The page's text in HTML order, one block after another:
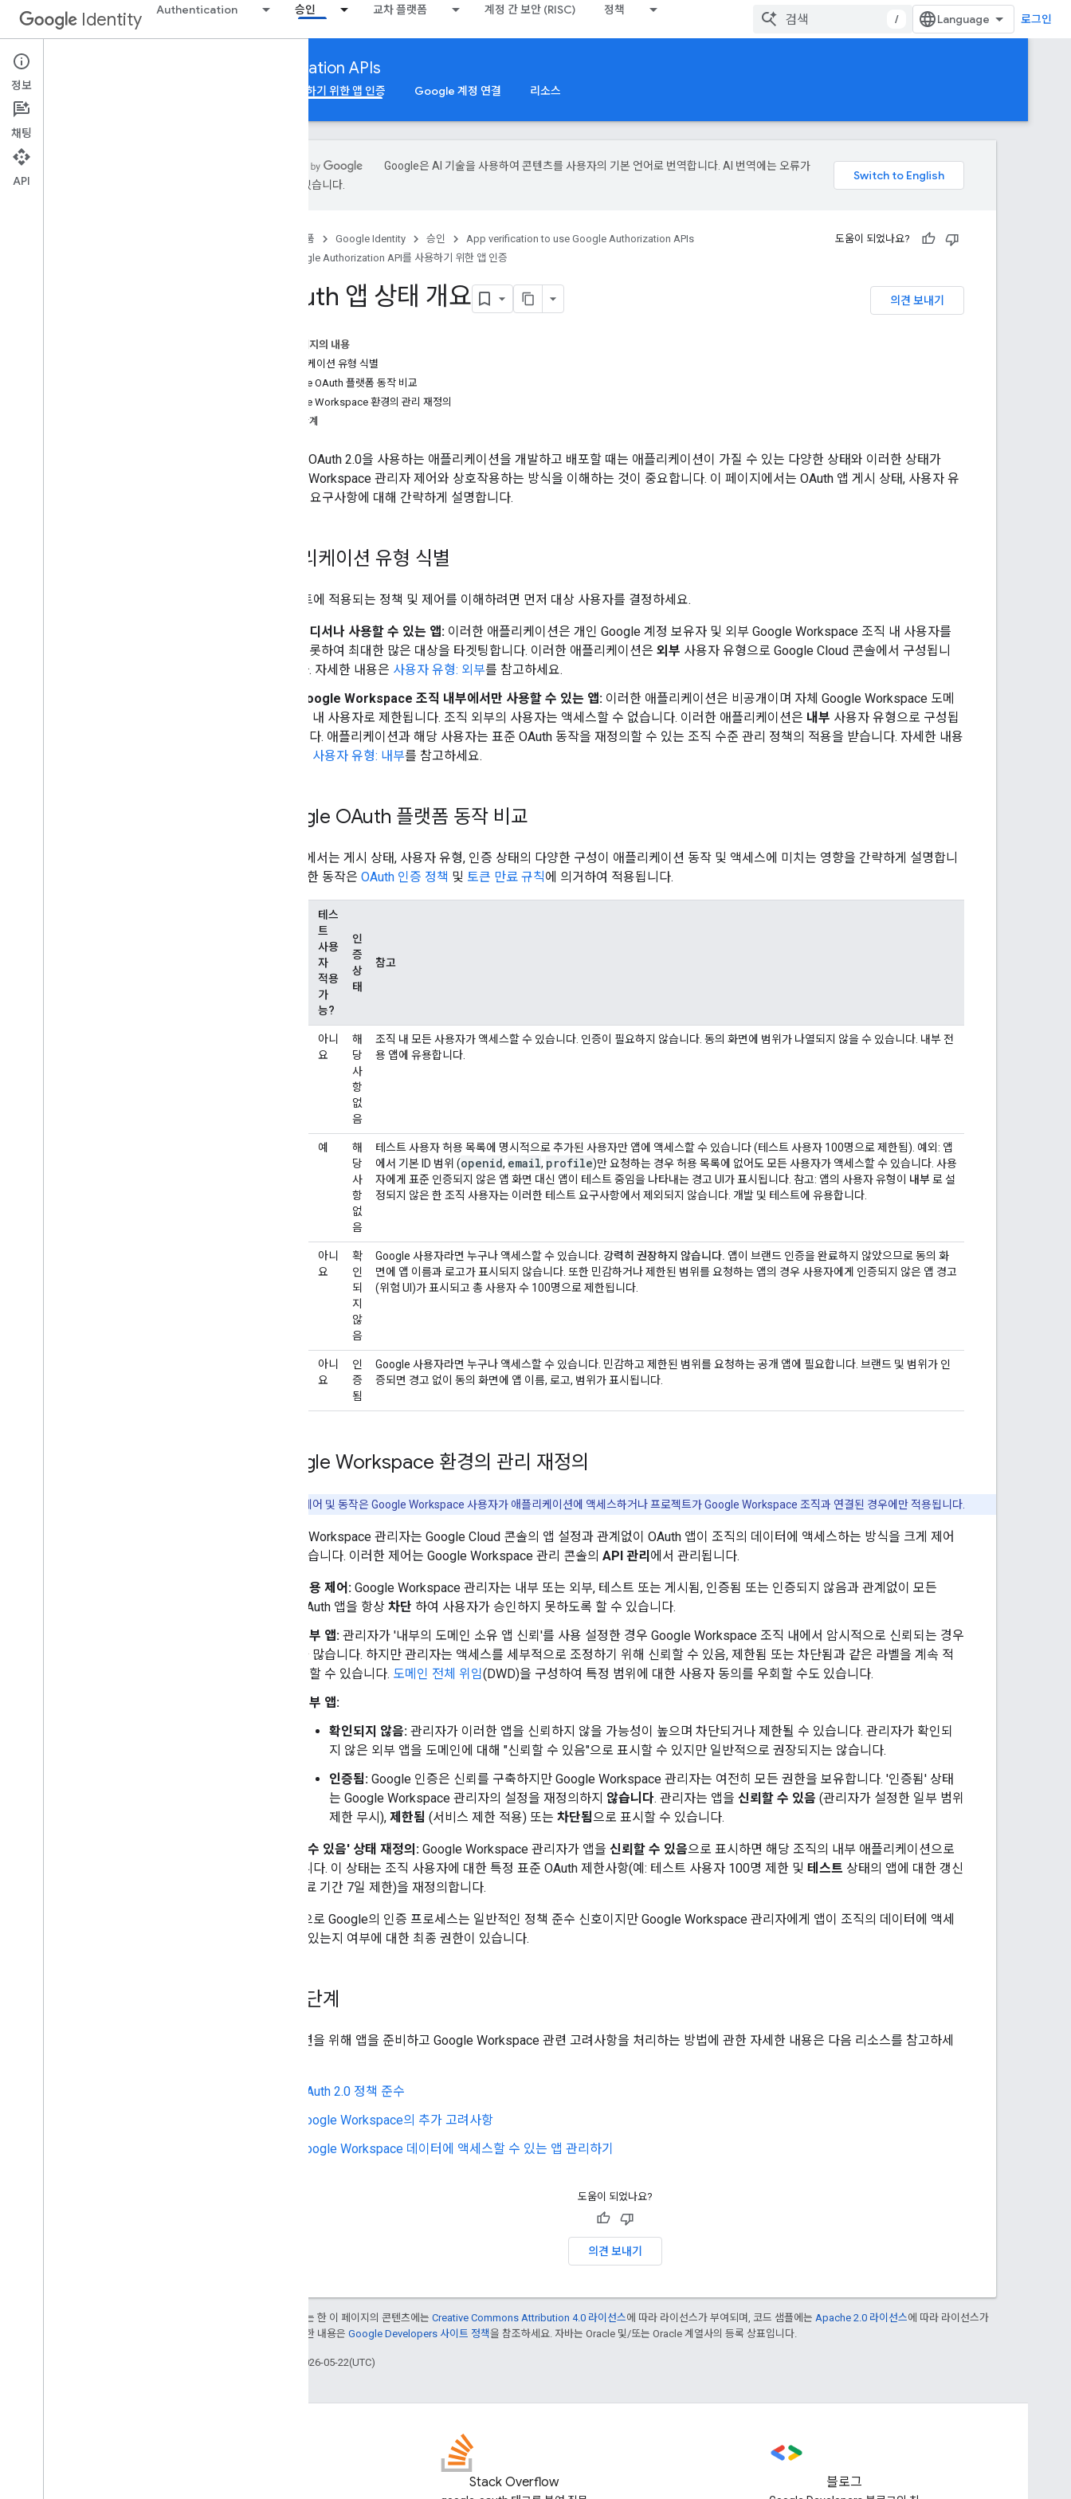
Identity Authentication 승인 교차 플랫폼 계정 간 보안 (RISC) 정책
/ 로그인
App verification to use Google Authorization APIs
Google 계정 승인 Google Authorization API를 사용하기 위한 앱 인증 Google 계정 연결 리소스
Google은 AI 기술을 사용하여 콘텐츠를 사용자의 기본 언어로 번역합니다. AI 번역에는 오류가
있을 수 있습니다.
제품 Google Identity 승인
App verification to use Google Authorization APIs
Google Authorization API를 사용하기 위한 앱 인증
도움이 되었나요?
의견 보내기
OAuth 앱 상태 개요
이 페이지의 내용
애플리케이션 유형 식별
Google OAuth 플랫폼 동작 비교
Google Workspace 환경의 관리 재정의
다음 단계
Google OAuth 2.0을 사용하는 애플리케이션을 개발하고 배포할 때는 애플리케이션이 가질 수 있는 다양한 상태와 이러한 상태가
Google Workspace 관리자 제어와 상호작용하는 방식을 이해하는 것이 중요합니다. 이 페이지에서는 OAuth 앱 게시 상태, 사용자 유
형, 인증 요구사항에 대해 간략하게 설명합니다.
애플리케이션 유형 식별
프로젝트에 적용되는 정책 및 제어를 이해하려면 먼저 대상 사용자를 결정하세요.
어디서나 사용할 수 있는 앱: 이러한 애플리케이션은 개인 Google 계정 보유자 및 외부 Google Workspace 조직 내 사용자를
비롯하여 최대한 많은 대상을 타겟팅합니다. 이러한 애플리케이션은 외부 사용자 유형으로 Google Cloud 콘솔에서 구성됩니
다. 자세한 내용은 사용자 유형: 외부를 참고하세요.
Google Workspace 조직 내부에서만 사용할 수 있는 앱: 이러한 애플리케이션은 비공개이며 자체 Google Workspace 도메
인 내 사용자로 제한됩니다. 조직 외부의 사용자는 액세스할 수 없습니다. 이러한 애플리케이션은 내부 사용자 유형으로 구성됩
니다. 애플리케이션과 해당 사용자는 표준 OAuth 동작을 재정의할 수 있는 조직 수준 관리 정책의 적용을 받습니다. 자세한 내용
사용자 유형: 내부를 참고하세요.
Google OAuth 플랫폼 동작 비교
다음 표에서는 게시 상태, 사용자 유형, 인증 상태의 다양한 구성이 애플리케이션 동작 및 액세스에 미치는 영향을 간략하게 설명합니
다. 이러한 동작은 OAuth 인증 정책 및 토큰 만료 규칙에 의거하여 적용됩니다.
테스
트
사용
자
적용
가
능?
인
증
상
태
참고
아니
요
해
당
사
항
없
음
조직 내 모든 사용자가 액세스할 수 있습니다. 인증이 필요하지 않습니다. 동의 화면에 범위가 나열되지 않을 수 있습니다. 내부 전
용 앱에 유용합니다.
예
해
당
사
항
없
음
테스트 사용자 허용 목록에 명시적으로 추가된 사용자만 앱에 액세스할 수 있습니다 (테스트 사용자 100명으로 제한됨). 예외: 앱
에서 기본 ID 범위 (openid, email, profile)만 요청하는 경우 허용 목록에 없어도 모든 사용자가 액세스할 수 있습니다. 사용
자에게 표준 인증되지 않은 앱 화면 대신 앱이 테스트 중임을 나타내는 경고 UI가 표시됩니다. 참고: 앱의 사용자 유형이 내부로 설
정되지 않은 한 조직 사용자는 이러한 테스트 요구사항에서 제외되지 않습니다. 개발 및 테스트에 유용합니다.
아니
요
확
인
되
지
않
음
Google 사용자라면 누구나 액세스할 수 있습니다. 강력히 권장하지 않습니다. 앱이 브랜드 인증을 완료하지 않았으므로 동의 화
면에 앱 이름과 로고가 표시되지 않습니다. 또한 민감하거나 제한된 범위를 요청하는 앱의 경우 사용자에게 인증되지 않은 앱 경고
(위험 UI)가 표시되고 총 사용자 수 100명으로 제한됩니다.
아니
요
인
증
됨
Google 사용자라면 누구나 액세스할 수 있습니다. 민감하고 제한된 범위를 요청하는 공개 앱에 필요합니다. 브랜드 및 범위가 인
증되면 경고 없이 동의 화면에 앱 이름, 로고, 범위가 표시됩니다.
Google Workspace 환경의 관리 재정의
다음 제어 및 동작은 Google Workspace 사용자가 애플리케이션에 액세스하거나 프로젝트가 Google Workspace 조직과 연결된 경우에만 적용됩니다.
Google Workspace 관리자는 Google Cloud 콘솔의 앱 설정과 관계없이 OAuth 앱이 조직의 데이터에 액세스하는 방식을 크게 제어
할 수 있습니다. 이러한 제어는 Google Workspace 관리 콘솔의 API 관리 에서 관리됩니다.
범용 제어: Google Workspace 관리자는 내부 또는 외부, 테스트 또는 게시됨, 인증됨 또는 인증되지 않음과 관계없이 모든
OAuth 앱을 항상 차단 하여 사용자가 승인하지 못하도록 할 수 있습니다.
내부 앱: 관리자가 '내부의 도메인 소유 앱 신뢰'를 사용 설정한 경우 Google Workspace 조직 내에서 암시적으로 신뢰되는 경우
가 많습니다. 하지만 관리자는 액세스를 세부적으로 조정하기 위해 신뢰할 수 있음, 제한됨 또는 차단됨과 같은 라벨을 계속 적
용할 수 있습니다. 도메인 전체 위임(DWD)을 구성하여 특정 범위에 대한 사용자 동의를 우회할 수도 있습니다.
외부 앱:
확인되지 않음: 관리자가 이러한 앱을 신뢰하지 않을 가능성이 높으며 차단되거나 제한될 수 있습니다. 관리자가 확인되
지 않은 외부 앱을 도메인에 대해 "신뢰할 수 있음"으로 표시할 수 있지만 일반적으로 권장되지는 않습니다.
인증됨: Google 인증은 신뢰를 구축하지만 Google Workspace 관리자는 여전히 모든 권한을 보유합니다. '인증됨' 상태
는 Google Workspace 관리자의 설정을 재정의하지 않습니다. 관리자는 앱을 신뢰할 수 있음 (관리자가 설정한 일부 범위
제한 무시), 제한됨 (서비스 제한 적용) 또는 차단됨으로 표시할 수 있습니다.
'신뢰할 수 있음' 상태 재정의: Google Workspace 관리자가 앱을 신뢰할 수 있음으로 표시하면 해당 조직의 내부 애플리케이션으로
취급됩니다. 이 상태는 조직 사용자에 대한 특정 표준 OAuth 제한사항(예: 테스트 사용자 100명 제한 및 테스트 상태의 앱에 대한 갱신
토큰 만료 기간 7일 제한)을 재정의합니다.
기본적으로 Google의 인증 프로세스는 일반적인 정책 준수 신호이지만 Google Workspace 관리자에게 앱이 조직의 데이터에 액세
스할 수 있는지 여부에 대한 최종 권한이 있습니다.
다음 단계
프로덕션을 위해 앱을 준비하고 Google Workspace 관련 고려사항을 처리하는 방법에 관한 자세한 내용은 다음 리소스를 참고하세
OAuth 2.0 정책 준수
Google Workspace의 추가 고려사항
Google Workspace 데이터에 액세스할 수 있는 앱 관리하기
도움이 되었나요?
의견 보내기
달리 명시되지 않는 한 이 페이지의 콘텐츠에는 Creative Commons Attribution 4.0 라이선스에 따라 라이선스가 부여되며, 코드 샘플에는 Apache 2.0 라이선스에 따라 라이선스가
부여됩니다. 자세한 내용은 Google Developers 사이트 정책을 참조하세요. 자바는 Oracle 및/또는 Oracle 계열사의 등록 상표입니다.
최종 업데이트: 2026-05-22(UTC)
Stack Overflow 블로그
정보
채팅
API